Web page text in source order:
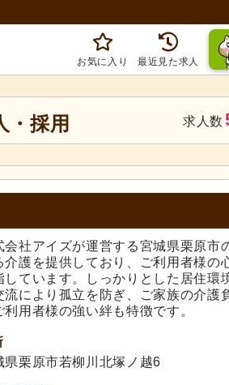
お気に入り 最近見た求人
・採用 求人数
会社アイズが運営する宮城県栗原市
介護を提供しており、ご利用者様の
しています。しっかりとした居住環
流により孤立を防ぎ、ご家族の介護
利用者様の強い絆も特徴です。
県栗原市若柳川北塚ノ越6